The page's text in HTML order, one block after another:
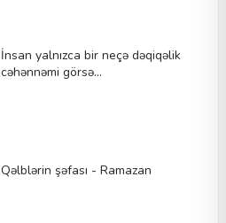
İnsan yalnızca bir neçə dəqiqəlik
cəhənnəmi görsə...
Qəlblərin şəfası - Ramazan